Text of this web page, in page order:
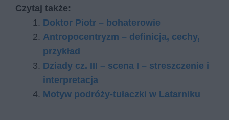
Czytaj także:
Doktor Piotr – bohaterowie
Antropocentryzm – definicja, cechy,
przykład
Dziady cz. III – scena I – streszczenie i
interpretacja
Motyw podróży-tułaczki w Latarniku